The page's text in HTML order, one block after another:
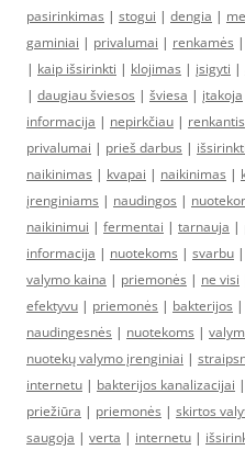
pasirinkimas | stogui | dengia |
gaminiai | privalumai | renkamės |
| kaip išsirinkti | klojimas | įsigyti |
| daugiau šviesos | šviesa | įtakoja
informacija | nepirkčiau | renkantis
privalumai | prieš darbus | išsirinkti
naikinimas | kvapai | naikinimas |
įrenginiams | naudingos |
naikinimui | fermentai | tarnauja |
informacija | nuotekoms | svarbu |
valymo kaina | priemonės | ne visi
efektyvu | priemonės | bakterijos |
naudingesnės | nuotekoms |
nuotekų valymo įrenginiai |
internetu | bakterijos kanalizacijai |
priežiūra | priemonės | skirtos
saugoja | verta | internetu |